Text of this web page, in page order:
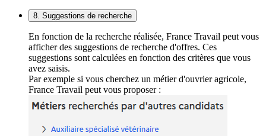
8. Suggestions de recherche
En fonction de la recherche réalisée, France Travail peut vous
afficher des suggestions de recherche d'offres. Ces
suggestions sont calculées en fonction des critères que vous
avez saisis.
Par exemple si vous cherchez un métier d'ouvrier agricole,
France Travail peut vous proposer :